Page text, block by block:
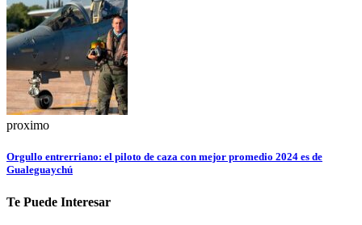
proximo
Orgullo entrerriano: el piloto de caza con mejor promedio 2024 es de
Gualeguaychú
Te Puede Interesar